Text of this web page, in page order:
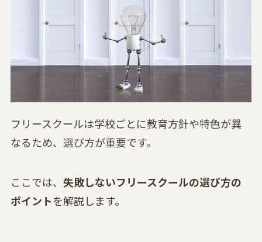
フリースクールは学校ごとに教育方針や特色が異
なるため、選び方が重要です。
ここでは、 失敗しないフリースクールの選び方の
ポイントを解説します。